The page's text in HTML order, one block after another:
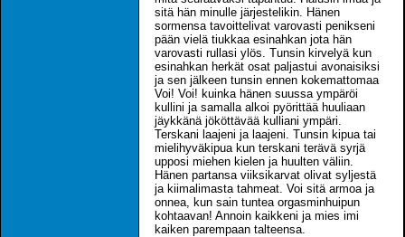
sitä hän minulle järjestelikin. Hänen
sormensa tavoittelivat varovasti penikseni
pään vielä tiukkaa esinahkan jota hän
varovasti rullasi ylös. Tunsin kirvelyä kun
esinahkan herkät osat paljastui avonaisiksi
ja sen jälkeen tunsin ennen kokemattomaa
Voi! Voi! kuinka hänen suussa ympäröi
kullini ja samalla alkoi pyörittää huuliaan
jäykkänä jököttävää kulliani ympäri.
Terskani laajeni ja laajeni. Tunsin kipua tai
mielihyväkipua kun terskani terävä syrjä
upposi miehen kielen ja huulten väliin.
Hänen partansa viiksikarvat olivat syljestä
ja kiimalimasta tahmeat. Voi sitä armoa ja
onnea, kun sain tuntea orgasminhuipun
kohtaavan! Annoin kaikkeni ja mies imi
kaiken parempaan talteensa.